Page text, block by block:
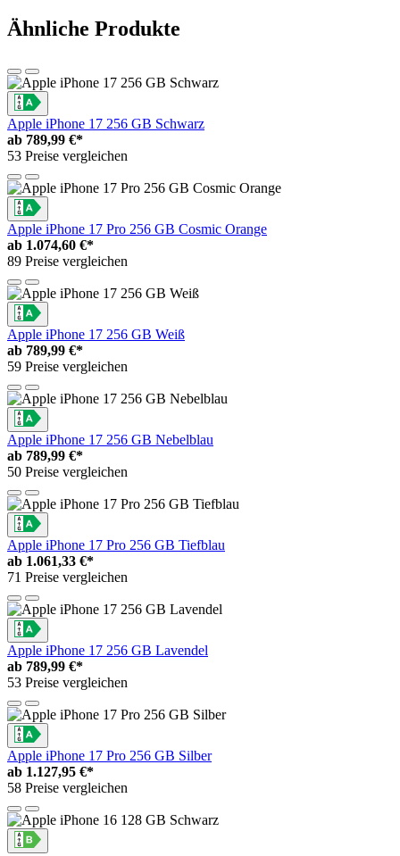
Ähnliche Produkte
Apple iPhone 17 256 GB Schwarz
ab 789,99 €*
53 Preise vergleichen
Apple iPhone 17 Pro 256 GB Cosmic Orange
ab 1.074,60 €*
89 Preise vergleichen
Apple iPhone 17 256 GB Weiß
ab 789,99 €*
59 Preise vergleichen
Apple iPhone 17 256 GB Nebelblau
ab 789,99 €*
50 Preise vergleichen
Apple iPhone 17 Pro 256 GB Tiefblau
ab 1.061,33 €*
71 Preise vergleichen
Apple iPhone 17 256 GB Lavendel
ab 789,99 €*
53 Preise vergleichen
Apple iPhone 17 Pro 256 GB Silber
ab 1.127,95 €*
58 Preise vergleichen